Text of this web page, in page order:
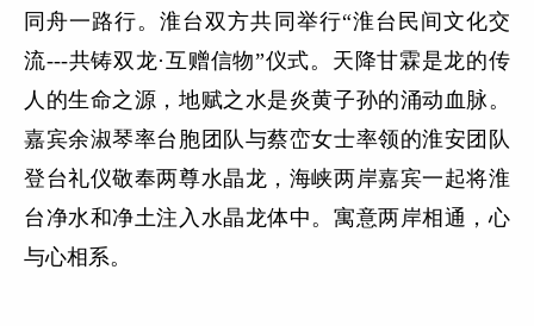
同舟一路行。淮台双方共同举行“淮台民间文化交
流---共铸双龙·互赠信物”仪式。天降甘霖是龙的传
人的生命之源，地赋之水是炎黄子孙的涌动血脉。
嘉宾余淑琴率台胞团队与蔡峦女士率领的淮安团队
登台礼仪敬奉两尊水晶龙，海峡两岸嘉宾一起将淮
台净水和净土注入水晶龙体中。寓意两岸相通，心
与心相系。